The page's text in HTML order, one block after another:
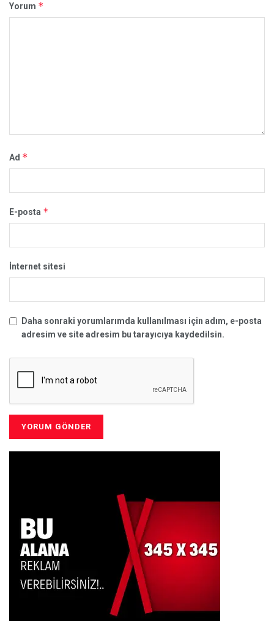
Yorum *
Ad *
E-posta *
İnternet sitesi
Daha sonraki yorumlarımda kullanılması için adım, e-posta
adresim ve site adresim bu tarayıcıya kaydedilsin.